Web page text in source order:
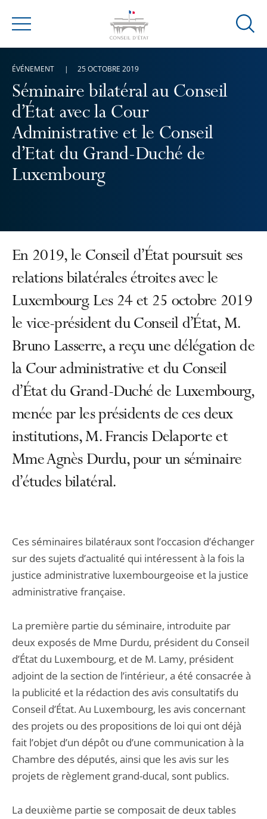
Menu
Ouvrir
Séminaire bilatéral au Conseil
d’État avec la Cour
Administrative et le Conseil
d’Etat du Grand-Duché de
Luxembourg
ÉVÉNEMENT 25 OCTOBRE 2019
En 2019, le Conseil d’État poursuit ses
relations bilatérales étroites avec le
Luxembourg. Les 24 et 25 octobre 2019
le vice-président du Conseil d’État, M.
Bruno Lasserre, a reçu une délégation de
la Cour administrative et du Conseil
d’État du Grand-Duché de Luxembourg,
menée par les présidents de ces deux
institutions, M. Francis Delaporte et
Mme Agnès Durdu, pour un séminaire
d’études bilatéral.
Ces séminaires bilatéraux sont l’occasion d’échanger
sur des sujets d’actualité qui intéressent à la fois la
justice administrative luxembourgeoise et la justice
administrative française.
La première partie du séminaire, introduite par
deux exposés de Mme Durdu, président du Conseil
d’État du Luxembourg, et de M. Lamy, président
adjoint de la section de l’intérieur, a été consacrée à
la publicité et la rédaction des avis consultatifs du
Conseil d’État. Au Luxembourg, les avis concernant
des projets ou des propositions de loi qui ont déjà
fait l’objet d’un dépôt ou d’une communication à la
Chambre des députés, ainsi que les avis sur les
projets de règlement grand-ducal, sont publics.
La deuxième partie se composait de deux tables